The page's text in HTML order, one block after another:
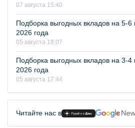
07 августа 15:40
Подборка выгодных вкладов на 5-6
2026 года
05 августа 18:07
Подборка выгодных вкладов на 3-4
2026 года
05 августа 17:44
Читайте нас в